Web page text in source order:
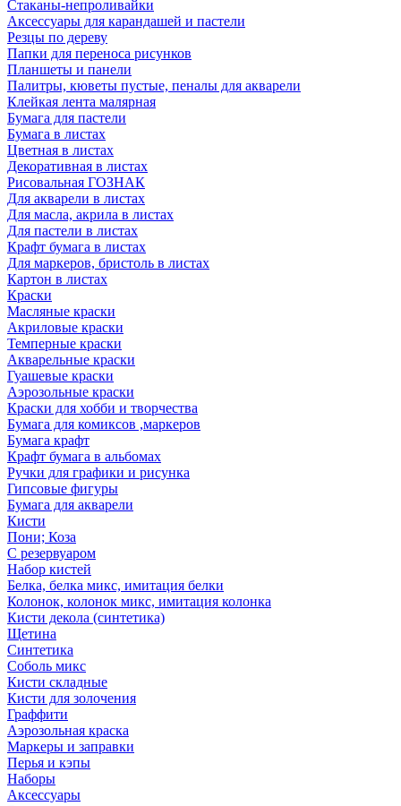
Стаканы-непроливайки
Аксессуары для карандашей и пастели
Резцы по дереву
Папки для переноса рисунков
Планшеты и панели
Палитры, кюветы пустые, пеналы для акварели
Клейкая лента малярная
Бумага для пастели
Бумага в листах
Цветная в листах
Декоративная в листах
Рисовальная ГОЗНАК
Для акварели в листах
Для масла, акрила в листах
Для пастели в листах
Крафт бумага в листах
Для маркеров, бристоль в листах
Картон в листах
Краски
Масляные краски
Акриловые краски
Темперные краски
Акварельные краски
Гуашевые краски
Аэрозольные краски
Краски для хобби и творчества
Бумага для комиксов ,маркеров
Бумага крафт
Крафт бумага в альбомах
Ручки для графики и рисунка
Гипсовые фигуры
Бумага для акварели
Кисти
Пони; Коза
С резервуаром
Набор кистей
Белка, белка микс, имитация белки
Колонок, колонок микс, имитация колонка
Кисти декола (синтетика)
Щетина
Синтетика
Соболь микс
Кисти складные
Кисти для золочения
Граффити
Аэрозольная краска
Маркеры и заправки
Перья и кэпы
Наборы
Аксессуары